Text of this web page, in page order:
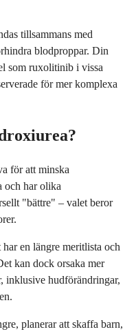
tillsammans med
blodproppar. Din
som ruxolitinib i vissa
för mer komplexa
för att minska
och har olika
"bättre" – valet beror
en längre meritlista och
kan dock orsaka mer
inklusive hudförändringar,
planerar att skaffa barn,